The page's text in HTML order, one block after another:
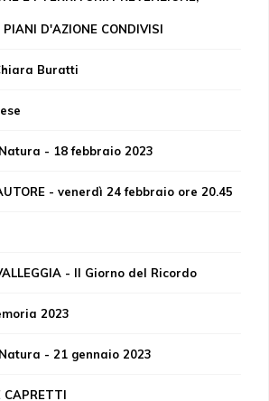
PIANI D'AZIONE CONDIVISI
Buratti
- 18 febbraio 2023
- venerdì 24 febbraio ore 20.45
- Il Giorno del Ricordo
2023
- 21 gennaio 2023
CAPRETTI